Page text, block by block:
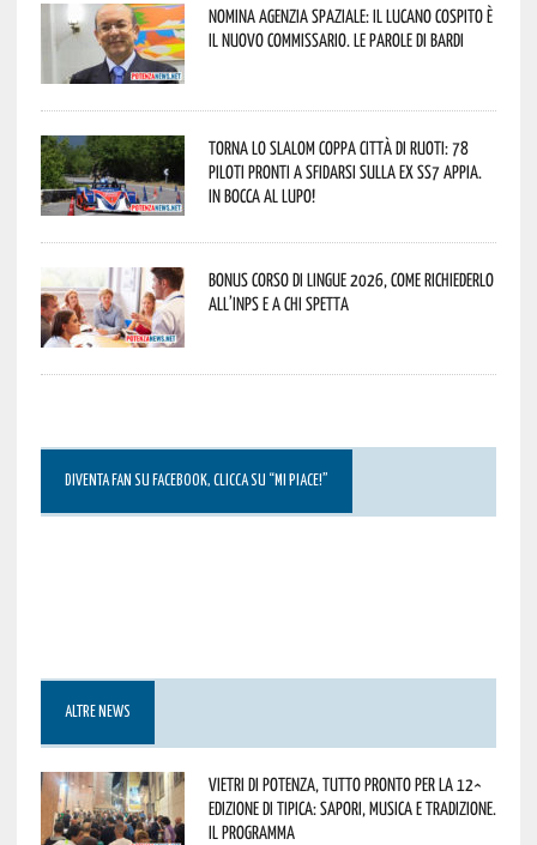
Nomina Agenzia Spaziale: il lucano Cospito è
il nuovo commissario. Le parole di Bardi
Torna lo Slalom Coppa Città di Ruoti: 78
piloti pronti a sfidarsi sulla ex SS7 Appia.
In bocca al lupo!
Bonus corso di lingue 2026, come richiederlo
all’INPS e a chi spetta
DIVENTA FAN SU FACEBOOK, CLICCA SU “MI PIACE!”
ALTRE NEWS
Vietri di Potenza, tutto pronto per la 12^
Edizione di Tipica: sapori, musica e tradizione.
Il programma